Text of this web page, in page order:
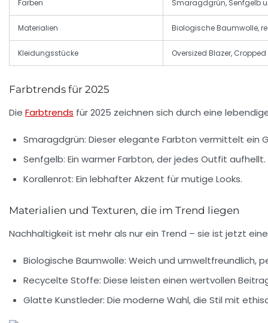
Farben Smaragdgrün, Senfgelb
Materialien Biologische Baumwolle,
Kleidungsstücke Oversized Blazer,
Farbtrends für 2025
Die Farbtrends für 2025 zeichnen sich durch eine
Smaragdgrün: Dieser elegante Farbton vermittelt ein
Senfgelb: Ein warmer Farbton, der jedes Outfit aufhellt.
Korallenrot: Ein lebhafter Akzent für mutige Looks.
Materialien und Texturen, die im Trend liegen
Nachhaltigkeit ist mehr als nur ein Trend – sie ist jetzt
Biologische Baumwolle: Weich und umweltfreundlich,
Recycelte Stoffe: Diese leisten einen wertvollen
Glatte Kunstleder: Die moderne Wahl, die Stil mit